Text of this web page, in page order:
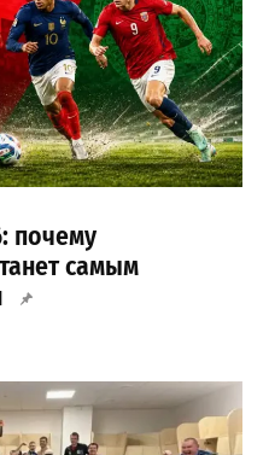
почему
самым